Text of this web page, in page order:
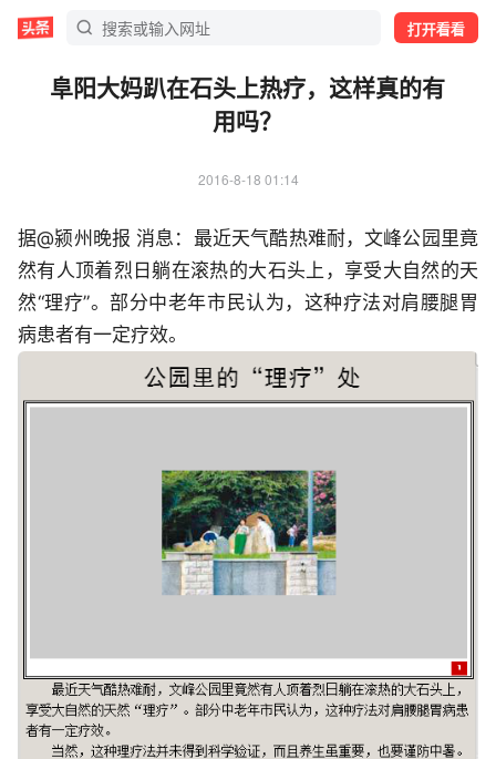
打开看看
阜阳大妈趴在石头上热疗，这样真的有
用吗？
2016-8-18 01:14
据@颍州晚报 消息：最近天气酷热难耐，文峰公园里竟
然有人顶着烈日躺在滚热的大石头上，享受大自然的天
然“理疗”。部分中老年市民认为，这种疗法对肩腰腿胃
病患者有一定疗效。